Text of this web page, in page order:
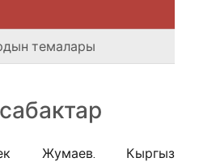
темалары
Жумаев. Кыргыз